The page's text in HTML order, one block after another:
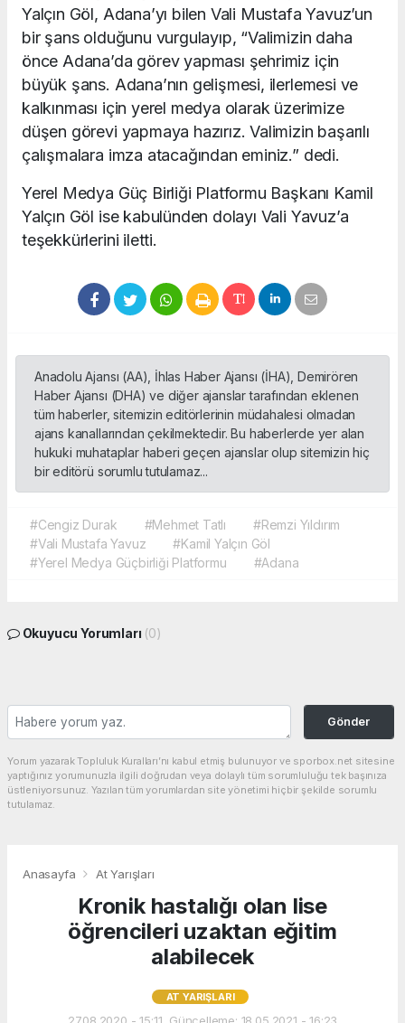
Yalçın Göl, Adana’yı bilen Vali Mustafa Yavuz’un
bir şans olduğunu vurgulayıp, “Valimizin daha
önce Adana’da görev yapması şehrimiz için
büyük şans. Adana’nın gelişmesi, ilerlemesi ve
kalkınması için yerel medya olarak üzerimize
düşen görevi yapmaya hazırız. Valimizin başarılı
çalışmalara imza atacağından eminiz.” dedi.
Yerel Medya Güç Birliği Platformu Başkanı Kamil
Yalçın Göl ise kabulünden dolayı Vali Yavuz’a
teşekkürlerini iletti.
Anadolu Ajansı (AA), İhlas Haber Ajansı (İHA), Demirören
Haber Ajansı (DHA) ve diğer ajanslar tarafından eklenen
tüm haberler, sitemizin editörlerinin müdahalesi olmadan
ajans kanallarından çekilmektedir. Bu haberlerde yer alan
hukuki muhataplar haberi geçen ajanslar olup sitemizin hiç
bir editörü sorumlu tutulamaz...
#Cengiz Durak #Mehmet Tatlı
#Remzi Yıldırım
#Vali Mustafa Yavuz
#Kamil Yalçın Göl
#Yerel Medya Güçbirliği Platformu
#Adana
Okuyucu Yorumları (0)
Gönder
Yorum yazarak Topluluk Kuralları’nı kabul etmiş bulunuyor ve sporbox.net sitesine
yaptığınız yorumunuzla ilgili doğrudan veya dolaylı tüm sorumluluğu tek başınıza
üstleniyorsunuz. Yazılan tüm yorumlardan site yönetimi hiçbir şekilde sorumlu
tutulamaz.
Anasayfa At Yarışları
Kronik hastalığı olan lise
öğrencileri uzaktan eğitim
alabilecek
AT YARIŞLARI